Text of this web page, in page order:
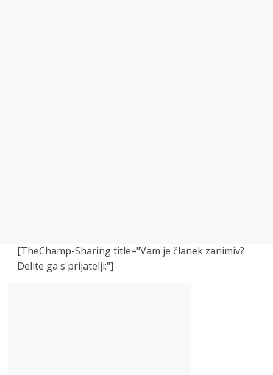
[TheChamp-Sharing title="Vam je članek zanimiv?
Delite ga s prijatelji:"]